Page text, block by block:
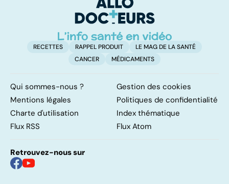
RECETTES RAPPEL PRODUIT
LE MAG DE LA SANTÉ
CANCER
MÉDICAMENTS
Qui sommes-nous ?
Gestion des cookies
Mentions légales
Politiques de confidentialité
Charte d'utilisation
Index thématique
Flux RSS
Flux Atom
Retrouvez-nous sur